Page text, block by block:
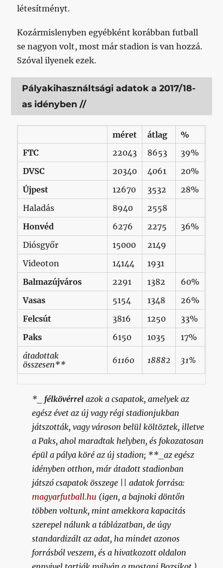
létesítményt.
Kozármislenyben egyébként korábban futball
se nagyon volt, most már stadion is van hozzá.
Szóval ilyenek ezek.
Pályakihasználtsági adatok a 2017/18-
as idényben //
méret átlag
%
FTC
22043 8653
39%
DVSC
20340 4061
20%
Újpest
12670 3532
28%
Haladás
8940
2558
Honvéd
6276 2275
36%
Diósgyőr
15000
2149
Videoton
14144
1931
Balmazújváros
2291 1382
60%
Vasas
5154 1348
26%
Felcsút
3816 1250
33%
Paks
6150 1035
17%
átadottak
összesen**
61160 18882 31%
*_ félkövérrelazok a csapatok, amelyek az
egész évet az új vagy régi stadionjukban
játszották, vagy városon belül költöztek, illetve
a Paks, ahol maradtak helyben, és fokozatosan
épül a pálya köré az új stadion; **_az egész
idényben otthon, már átadott stadionban
játszó csapatok összege || adatok forrása:
magyarfutball.hu (igen, a bajnoki döntőn
többen voltunk, mint amekkora kapacitás
szerepel nálunk a táblázatban, de úgy
standardizált az adat, ha mindet azonos
forrásból veszem, és a hivatkozott oldalon